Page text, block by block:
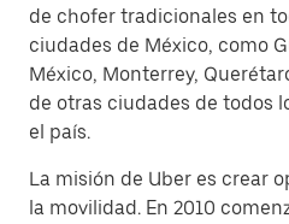
de chofer tradicionales en
ciudades de México, como
México, Monterrey,
de otras ciudades de todos
el país.
La misión de Uber es crear
la movilidad. En 2010